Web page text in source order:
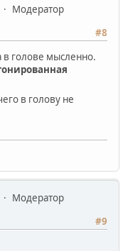
Модератор
#8
в голове мысленно.
в голову не
Модератор
#9